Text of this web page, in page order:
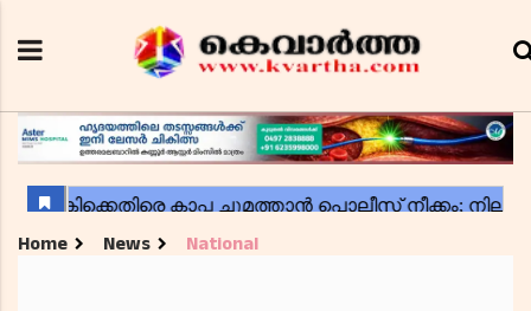
Home News National